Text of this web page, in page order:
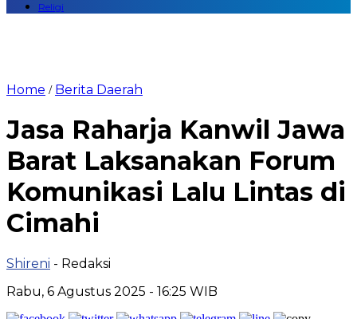
Religi
Home / Berita Daerah
Jasa Raharja Kanwil Jawa
Barat Laksanakan Forum
Komunikasi Lalu Lintas di
Cimahi
Shireni - Redaksi
Rabu, 6 Agustus 2025 - 16:25 WIB